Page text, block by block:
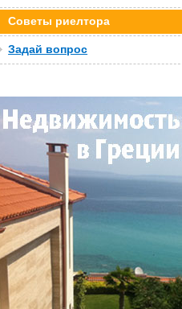
Советы риелтора
Задай вопрос